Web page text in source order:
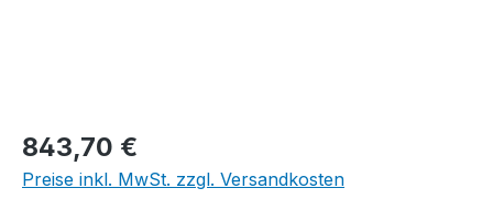
Regulärer Preis:
843,70 €
Preise inkl. MwSt. zzgl. Versandkosten